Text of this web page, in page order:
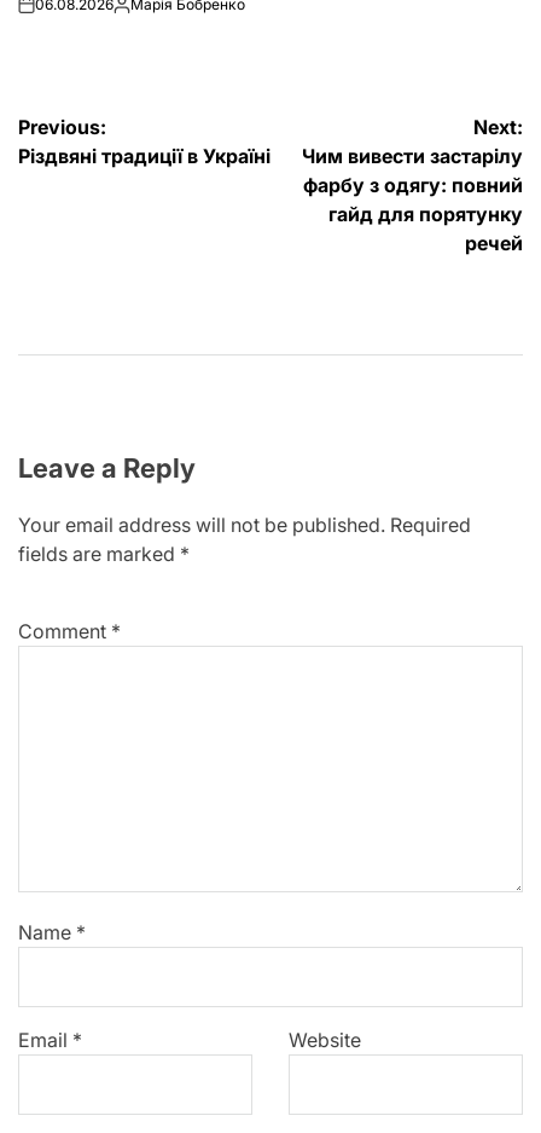
on06.08.2026Posted
Марія Бобренко
Post
navigation
Previous:
Різдвяні традиції в Україні
Next:
Чим вивести застарілу
фарбу з одягу: повний
гайд для порятунку
речей
Leave a Reply
Your email address will not be published. Required
fields are marked *
Comment *
Name *
Email * Website